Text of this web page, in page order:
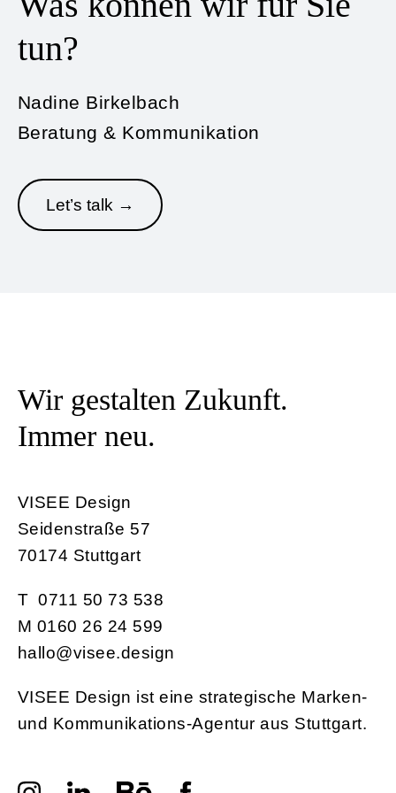
tun?
Nadine Birkelbach
Beratung & Kommunikation
Let’s talk →
Wir gestalten Zukunft.
Immer neu.
VISEE Design
Seidenstraße 57
70174 Stuttgart
T0711 50 73 538
M 0160 26 24 599
hallo@visee.design
VISEE Design ist eine strategische Marken-
und Kommunikations-Agentur aus Stuttgart.